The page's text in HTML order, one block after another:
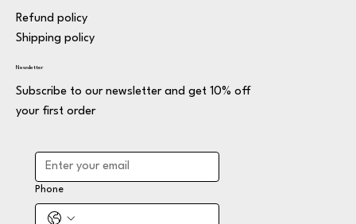
Refund policy
Shipping policy
Newsletter
Subscribe to our newsletter and get 10% off
your first order
Phone